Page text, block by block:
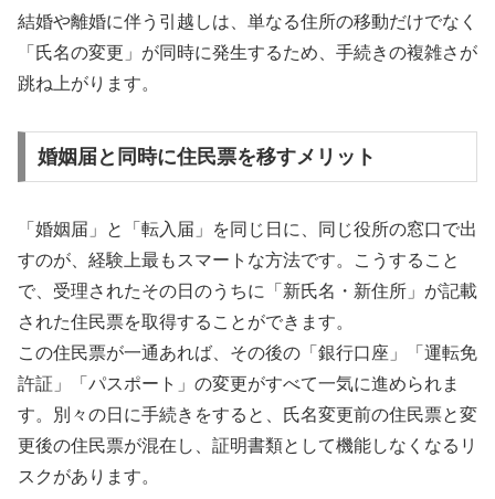
結婚や離婚に伴う引越しは、単なる住所の移動だけでなく
「氏名の変更」が同時に発生するため、手続きの複雑さが
跳ね上がります。
婚姻届と同時に住民票を移すメリット
「婚姻届」と「転入届」を同じ日に、同じ役所の窓口で出
すのが、経験上最もスマートな方法です。こうすること
で、受理されたその日のうちに「新氏名・新住所」が記載
された住民票を取得することができます。
この住民票が一通あれば、その後の「銀行口座」「運転免
許証」「パスポート」の変更がすべて一気に進められま
す。別々の日に手続きをすると、氏名変更前の住民票と変
更後の住民票が混在し、証明書類として機能しなくなるリ
スクがあります。